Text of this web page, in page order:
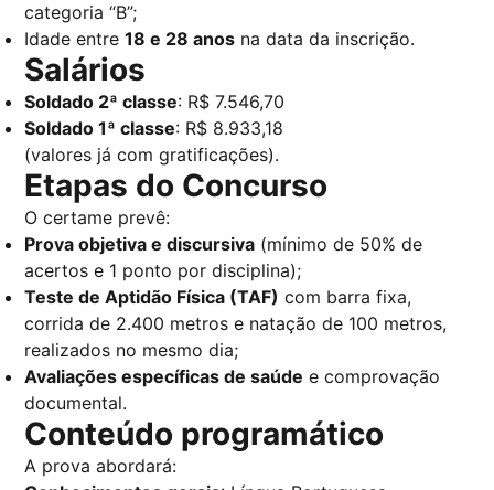
categoria “B”;
Idade entre18 e 28 anos na data da inscrição.
Salários
Soldado 2ª classe: R$ 7.546,70
Soldado 1ª classe: R$ 8.933,18
(valores já com gratificações).
Etapas do Concurso
O certame prevê:
Prova objetiva e discursiva (mínimo de 50% de
acertos e 1 ponto por disciplina);
Teste de Aptidão Física (TAF) com barra fixa,
corrida de 2.400 metros e natação de 100 metros,
realizados no mesmo dia;
Avaliações específicas de saúde e comprovação
documental.
Conteúdo programático
A prova abordará: